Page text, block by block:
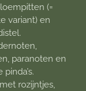
(=
variant) en
paranoten en
rozijntjes,